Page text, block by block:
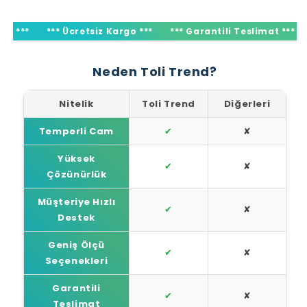
*** Ücretsiz Kargo *** *** Garantili Teslimat ***
Neden Toli Trend?
Nitelik Toli Trend Diğerleri
Temperli Cam ✔ ✘
Yüksek
Çözünürlük
✔ ✘
Müşteriye Hızlı
Destek
✔ ✘
Geniş Ölçü
Seçenekleri
✔ ✘
Garantili
Teslimat
✔ ✘